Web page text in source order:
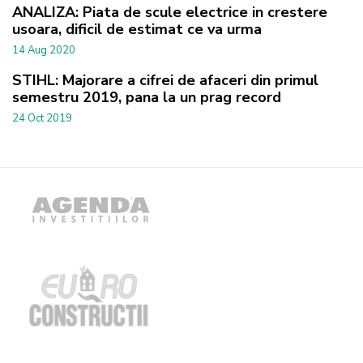
ANALIZA: Piata de scule electrice in crestere
usoara, dificil de estimat ce va urma
14 Aug 2020
STIHL: Majorare a cifrei de afaceri din primul
semestru 2019, pana la un prag record
24 Oct 2019